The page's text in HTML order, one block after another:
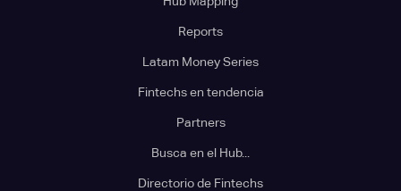
Reports
Latam Money Series
Fintechs en tendencia
Partners
Busca en el Hub...
Directorio de Fintechs